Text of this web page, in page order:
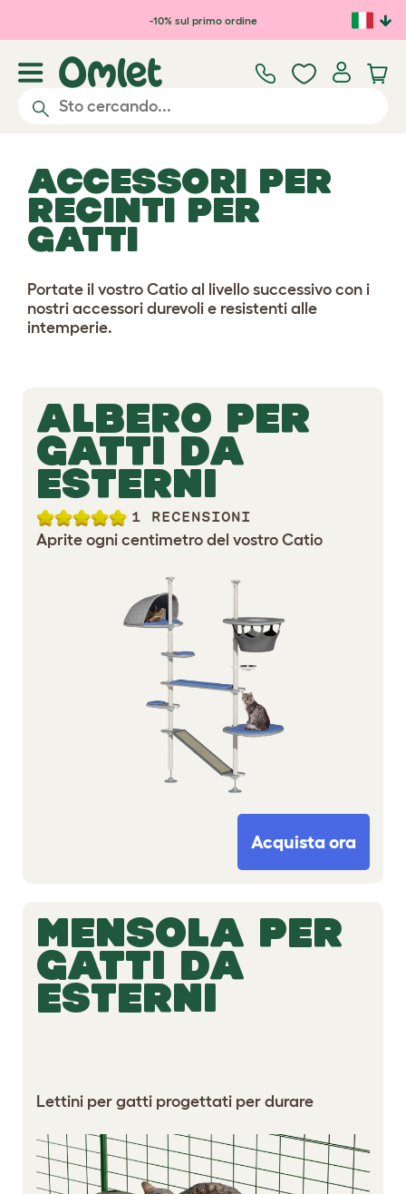
Passa al contenuto principale
-10% sul primo ordine
ACCESSORI PER
RECINTI PER
GATTI
Portate il vostro Catio al livello successivo con i
nostri accessori durevoli e resistenti alle
intemperie.
ALBERO PER
GATTI DA
ESTERNI
1 RECENSIONI
Aprite ogni centimetro del vostro Catio
Acquista ora
MENSOLA PER
GATTI DA
ESTERNI
Lettini per gatti progettati per durare